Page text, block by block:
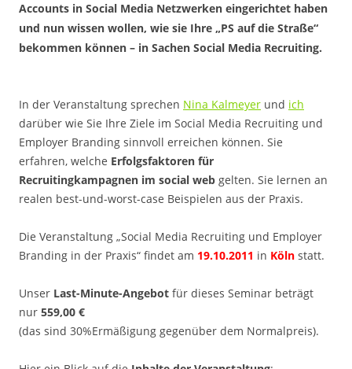
Accounts in Social Media Netzwerken eingerichtet haben
und nun wissen wollen, wie sie Ihre „PS auf die Straße“
bekommen können – in Sachen Social Media Recruiting.
In der Veranstaltung sprechen Nina Kalmeyer und ich
darüber wie Sie Ihre Ziele im Social Media Recruiting und
Employer Branding sinnvoll erreichen können. Sie
erfahren, welche Erfolgsfaktoren für
Recruitingkampagnen im social web gelten. Sie lernen an
realen best-und-worst-case Beispielen aus der Praxis.
Die Veranstaltung „Social Media Recruiting und Employer
Branding in der Praxis“ findet am 19.10.2011 in Köln statt.
Unser Last-Minute-Angebot für dieses Seminar beträgt
nur 559,00 €
(das sind 30%Ermäßigung gegenüber dem Normalpreis).